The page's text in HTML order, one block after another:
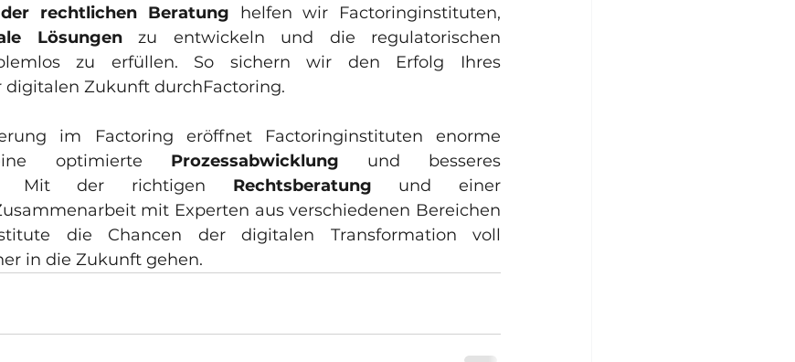
rechtlichen Beratung
Lösungen zu entwickeln und die regulatorischen
zu erfüllen. So sichern wir den Erfolg Ihres
digitalen Zukunft durchFactoring.
im Factoring eröffnet Factoringinstituten enorme
optimierte Prozessabwicklung
Mit der richtigen Rechtsberatung und einer
mit Experten aus verschiedenen Bereichen
die Chancen der digitalen Transformation voll
in die Zukunft gehen.